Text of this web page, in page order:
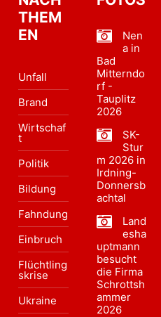
THEM
EN
Unfall
Brand
Wirtschaf
t
Politik
Bildung
Fahndung
Einbruch
Flüchtling
skrise
Ukraine
Nen
a in
Bad
Mitterndo
rf -
Tauplitz
2026
SK-
Stur
m 2026 in
Irdning-
Donnersb
achtal
Land
esha
uptmann
besucht
die Firma
Schrottsh
ammer
2026